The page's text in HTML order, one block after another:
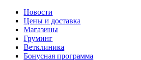
Новости
Цены и доставка
Магазины
Груминг
Ветклиника
Бонусная программа